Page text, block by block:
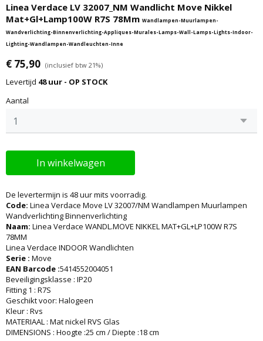
Linea Verdace LV 32007_NM Wandlicht Move Nikkel
Mat+Gl+Lamp100W R7S 78Mm Wandlampen-Muurlampen-
Wandverlichting-Binnenverlichting-Appliques-Murales-Lamps-Wall-Lamps-Lights-Indoor-
Lighting-Wandlampen-Wandleuchten-Inne
€ 75,90 (inclusief btw 21%)
Levertijd 48 uur - OP STOCK
Aantal
In winkelwagen
De levertermijn is 48 uur mits voorradig.
Code: Linea Verdace Move LV 32007/NM Wandlampen Muurlampen
Wandverlichting Binnenverlichting
Naam: Linea Verdace WANDL.MOVE NIKKEL MAT+GL+LP100W R7S
78MM
Linea Verdace INDOOR Wandlichten
Serie : Move
EAN Barcode :5414552004051
Beveiligingsklasse : IP20
Fitting 1 : R7S
Geschikt voor: Halogeen
Kleur : Rvs
MATERIAAL : Mat nickel RVS Glas
DIMENSIONS : Hoogte :25 cm / Diepte :18 cm